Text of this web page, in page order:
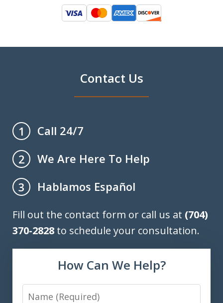
Contact Us
1
Call 24/7
2
We Are Here To Help
3
Hablamos Español
Fill out the contact form or call us at (704)
370-2828 to schedule your consultation.
How Can We Help?
Name